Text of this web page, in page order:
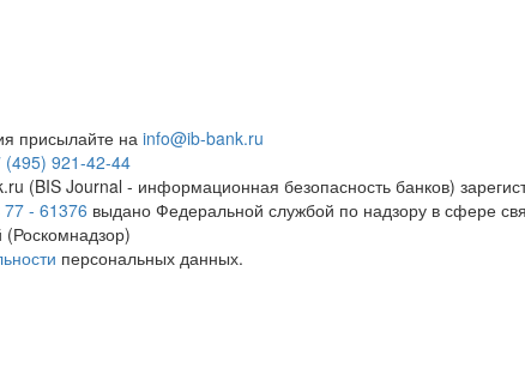
присылайте наinfo@ib-bank.ru
(495) 921-42-44
(BIS Journal - информационная безопасность банков)
- 61376 выдано Федеральной службой по надзору в сфере
персональных данных.